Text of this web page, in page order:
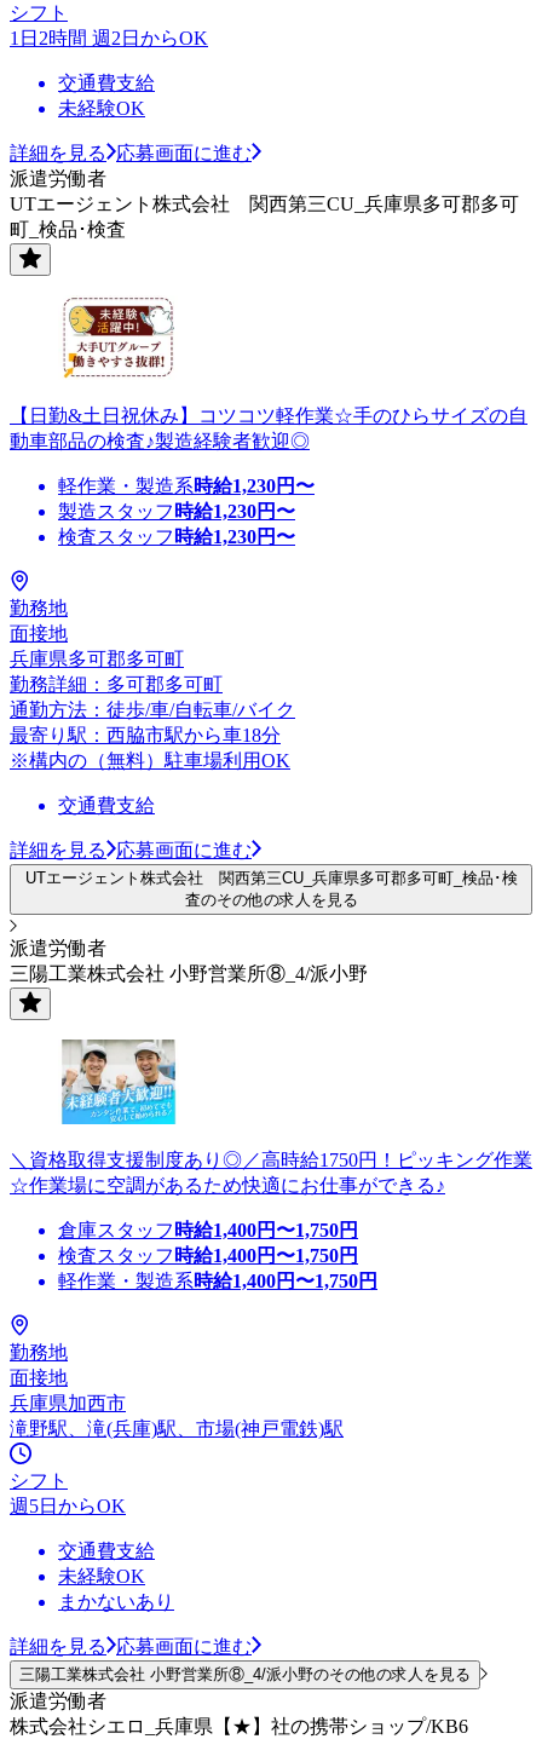
シフト
1日2時間 週2日からOK
交通費支給
未経験OK
詳細を見る
応募画面に進む
派遣労働者
UTエージェント株式会社 関西第三CU_兵庫県多可郡多可
町_検品･検査
【日勤&土日祝休み】コツコツ軽作業☆手のひらサイズの自
動車部品の検査♪製造経験者歓迎◎
軽作業・製造系時給1,230円〜
製造スタッフ 時給1,230円〜
検査スタッフ 時給1,230円〜
勤務地
面接地
兵庫県多可郡多可町
勤務詳細：多可郡多可町
通勤方法：徒歩/車/自転車/バイク
最寄り駅：西脇市駅から車18分
※構内の（無料）駐車場利用OK
交通費支給
詳細を見る 応募画面に進む
UTエージェント株式会社 関西第三CU_兵庫県多可郡多可町_検品･検
査のその他の求人を見る
派遣労働者
三陽工業株式会社 小野営業所⑧_4/派小野
＼資格取得支援制度あり◎／高時給1750円！ピッキング作業
☆作業場に空調があるため快適にお仕事ができる♪
倉庫スタッフ 時給1,400円〜1,750円
検査スタッフ 時給1,400円〜1,750円
軽作業・製造系時給1,400円〜1,750円
勤務地
面接地
兵庫県加西市
滝野駅、滝(兵庫)駅、市場(神戸電鉄)駅
シフト
週5日からOK
交通費支給
未経験OK
まかないあり
詳細を見る 応募画面に進む
三陽工業株式会社 小野営業所⑧_4/派小野のその他の求人を見る
派遣労働者
株式会社シエロ_兵庫県【★】社の携帯ショップ/KB6